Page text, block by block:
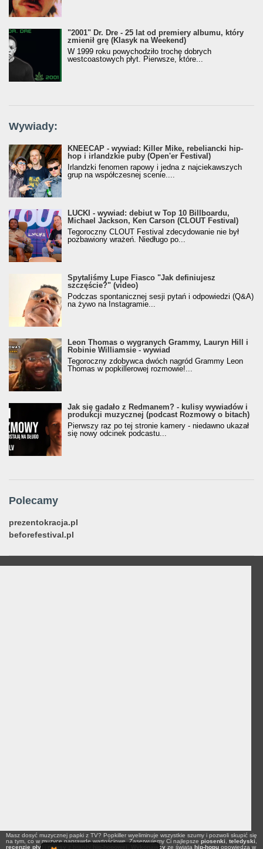
"2001" Dr. Dre - 25 lat od premiery albumu, który
zmienił grę (Klasyk na Weekend)
W 1999 roku powychodziło trochę dobrych
westcoastowych płyt. Pierwsze, które...
Wywiady:
KNEECAP - wywiad: Killer Mike, rebeliancki hip-
hop i irlandzkie puby (Open'er Festival)
Irlandzki fenomen rapowy i jedna z najciekawszych
grup na współczesnej scenie....
LUCKI - wywiad: debiut w Top 10 Billboardu,
Michael Jackson, Ken Carson (CLOUT Festival)
Tegoroczny CLOUT Festival zdecydowanie nie był
pozbawiony wrażeń. Niedługo po...
Spytaliśmy Lupe Fiasco "Jak definiujesz
szczęście?" (video)
Podczas spontanicznej sesji pytań i odpowiedzi (Q&A)
na żywo na Instagramie...
Leon Thomas o wygranych Grammy, Lauryn Hill i
Robinie Williamsie - wywiad
Tegoroczny zdobywca dwóch nagród Grammy Leon
Thomas w popkillerowej rozmowie!...
Jak się gadało z Redmanem? - kulisy wywiadów i
produkcji muzycznej (podcast Rozmowy o bitach)
Pierwszy raz po tej stronie kamery - niedawno ukazał
się nowy odcinek podcastu...
Polecamy
prezentokracja.pl
beforefestival.pl
Masz dosyć muzycznej papki z TV? Popkiller wyeliminuje wszystkie szumy i pozwoli skupić się
na tym, co w muzyce naprawdę wartościowe. Zaserwujemy Ci najlepsze piosenki teledyski
recenzje płyt
newsy Wykonawcy ze świata hip-hopu opowiedzą w